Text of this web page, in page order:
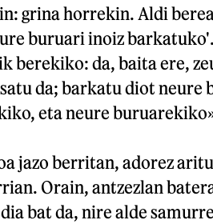
grina horrekin. Aldi
buruari inoiz
berekiko: da, baita ere,
da; barkatu diot neure
eta neure
jazo berritan, adorez
Orain, antzezlan
bat da, nire alde